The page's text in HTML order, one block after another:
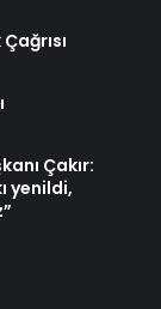
Çakır:
yenildi,